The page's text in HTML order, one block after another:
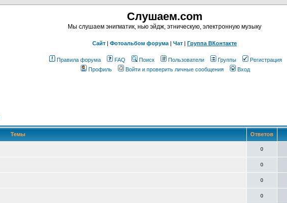
Слушаем.com
Мы слушаем энигматик, нью эйдж, этническую, электронную музыку
Сайт | Фотоальбом форума | Чат | Группа ВКонтакте
Правила форума FAQ Поиск Пользователи Группы
Регистрация
Профиль
Войти и проверить личные сообщения Вход
Темы Ответов
0
0
0
0